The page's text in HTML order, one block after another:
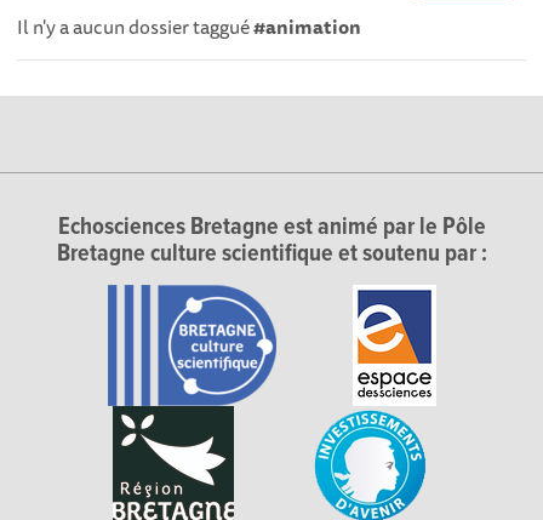
Il n'y a aucun dossier taggué#animation
Echosciences Bretagne est animé par le Pôle
Bretagne culture scientifique et soutenu par :